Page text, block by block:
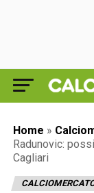
Home »
Radunovic:
Cagliari